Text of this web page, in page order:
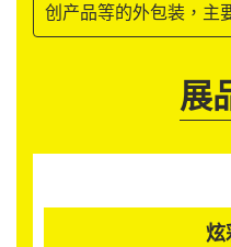
创产品等的外包装，主
展
炫